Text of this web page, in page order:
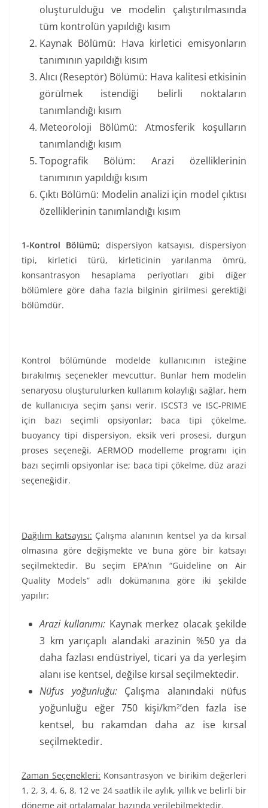
oluşturulduğu ve modelin çalıştırılmasında
tüm kontrolün yapıldığı kısım
Kaynak Bölümü: Hava kirletici emisyonların
tanımının yapıldığı kısım
Alıcı (Reseptör) Bölümü: Hava kalitesi etkisinin
görülmek istendiği belirli noktaların
tanımlandığı kısım
Meteoroloji Bölümü: Atmosferik koşulların
tanımlandığı kısım
Topografik Bölüm: Arazi özelliklerinin
tanımının yapıldığı kısım
Çıktı Bölümü: Modelin analizi için model çıktısı
özelliklerinin tanımlandığı kısım
1-Kontrol Bölümü; dispersiyon katsayısı, dispersiyon
tipi, kirletici türü, kirleticinin yarılanma ömrü,
konsantrasyon hesaplama periyotları gibi diğer
bölümlere göre daha fazla bilginin girilmesi gerektiği
bölümdür.
Kontrol bölümünde modelde kullanıcının isteğine
bırakılmış seçenekler mevcuttur. Bunlar hem modelin
senaryosu oluşturulurken kullanım kolaylığı sağlar, hem
de kullanıcıya seçim şansı verir. ISCST3 ve ISC-PRIME
için bazı seçimli opsiyonlar; baca tipi çökelme,
buoyancy tipi dispersiyon, eksik veri prosesi, durgun
proses seçeneği, AERMOD modelleme programı için
bazı seçimli opsiyonlar ise; baca tipi çökelme, düz arazi
seçeneğidir.
Dağılım katsayısı: Çalışma alanının kentsel ya da kırsal
olmasına göre değişmekte ve buna göre bir katsayı
seçilmektedir. Bu seçim EPA’nın “Guideline on Air
Quality Models” adlı dokümanına göre iki şekilde
yapılır:
Arazi kullanımı: Kaynak merkez olacak şekilde
3 km yarıçaplı alandaki arazinin %50 ya da
daha fazlası endüstriyel, ticari ya da yerleşim
alanı ise kentsel, değilse kırsal seçilmektedir.
Nüfus yoğunluğu:Çalışma alanındaki nüfus
yoğunluğu eğer 750 kişi/km2’den fazla ise
kentsel, bu rakamdan daha az ise kırsal
seçilmektedir.
Zaman Seçenekleri: Konsantrasyon ve birikim değerleri
1, 2, 3, 4, 6, 8, 12 ve 24 saatlik ile aylık, yıllık ve belirli bir
döneme ait ortalamalar bazında verilebilmektedir.